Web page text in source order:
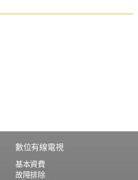
數位有線電視
基本資費
故障排除